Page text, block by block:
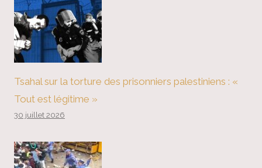
Tsahal sur la torture des prisonniers palestiniens : «
Tout est légitime »
30 juillet 2026